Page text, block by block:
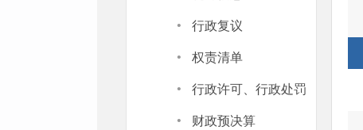
· 行政复议
· 权责清单
· 行政许可、行政处罚
· 财政预决算